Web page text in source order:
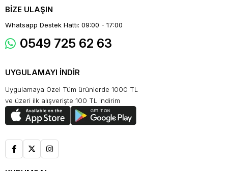
BİZE ULAŞIN
Whatsapp Destek Hattı: 09:00 - 17:00
0549 725 62 63
UYGULAMAYI İNDİR
Uygulamaya Özel Tüm ürünlerde 1000 TL
ve üzeri ilk alışverişte 100 TL indirim